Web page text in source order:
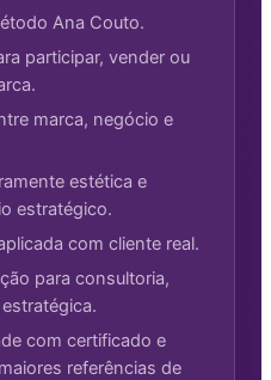
Ana Couto.
participar, vender ou
marca, negócio e
estética e
estratégico.
com cliente real.
para consultoria,
com certificado e
referências de